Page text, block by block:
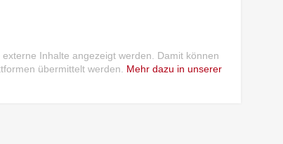
Inhalte angezeigt werden. Damit können
übermittelt werden. Mehr dazu in unserer